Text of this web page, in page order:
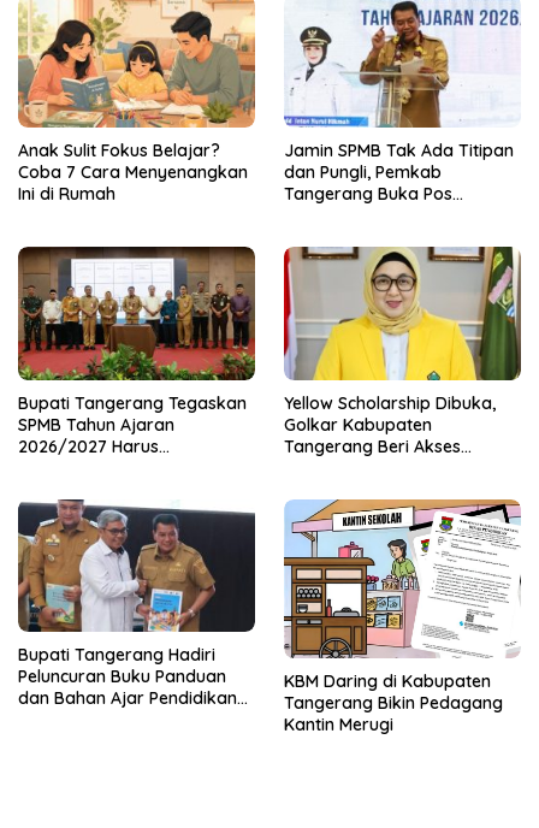
Anak Sulit Fokus Belajar?
Coba 7 Cara Menyenangkan
Ini di Rumah
Jamin SPMB Tak Ada Titipan
dan Pungli, Pemkab
Tangerang Buka Pos
Bupati Tangerang Tegaskan
SPMB Tahun Ajaran
2026/2027 Harus
Yellow Scholarship Dibuka,
Golkar Kabupaten
Tangerang Beri Akses
Bupati Tangerang Hadiri
Peluncuran Buku Panduan
dan Bahan Ajar Pendidikan
KBM Daring di Kabupaten
Tangerang Bikin Pedagang
Kantin Merugi